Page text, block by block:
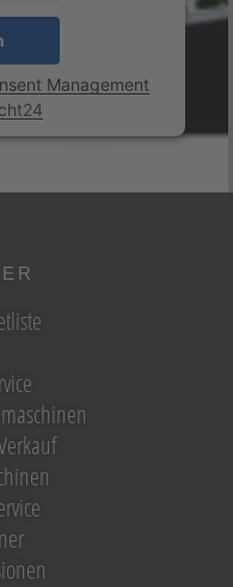
Management